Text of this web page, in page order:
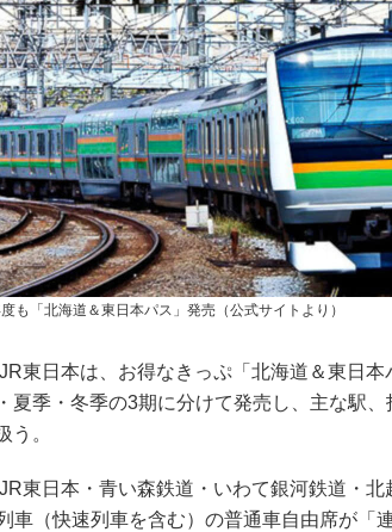
も「北海道＆東日本パス」発売（公式サイトより）
東日本は、お得なきっぷ「北海道＆東日本
夏季・冬季の3期に分けて発売し、主な駅
う。
東日本・青い森鉄道・いわて銀河鉄道・北
車（快速列車を含む）の普通車自由席が「